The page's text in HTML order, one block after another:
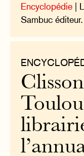
Encyclopédie |
Sambuc éditeur.